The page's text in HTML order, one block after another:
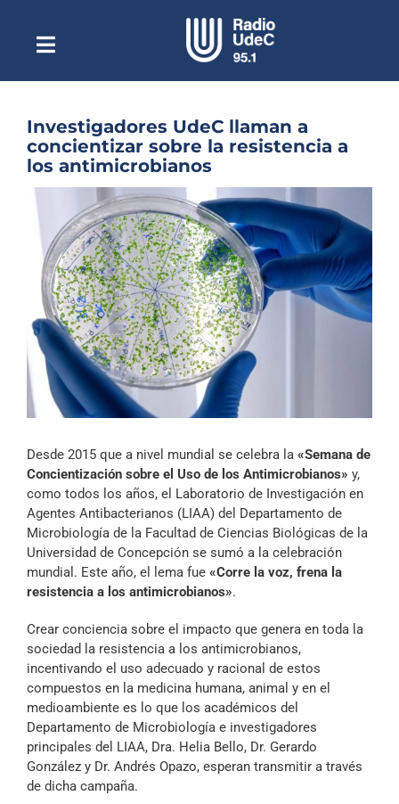
contenidoToggle
NavigationEscuchar Radio UdeC en vivo
Quiénes Somos
Programación
Podcast
Noticias
Reportajes
Columnas
Música Clásica
Especiales
Archivo Sonoro
Investigadores UdeC llaman a
concientizar sobre la resistencia a
los antimicrobianos
grande
Desde 2015 que a nivel mundial se celebra la «Semana de
Concientización sobre el Uso de los Antimicrobianos» y,
como todos los años, el Laboratorio de Investigación en
Agentes Antibacterianos (LIAA) del Departamento de
Microbiología de la Facultad de Ciencias Biológicas de la
Universidad de Concepción se sumó a la celebración
mundial. Este año, el lema fue «Corre la voz, frena la
resistencia a los antimicrobianos».
Crear conciencia sobre el impacto que genera en toda la
sociedad la resistencia a los antimicrobianos,
incentivando el uso adecuado y racional de estos
compuestos en la medicina humana, animal y en el
medioambiente es lo que los académicos del
Departamento de Microbiología e investigadores
principales del LIAA, Dra. Helia Bello, Dr. Gerardo
González y Dr. Andrés Opazo, esperan transmitir a través
de dicha campaña.